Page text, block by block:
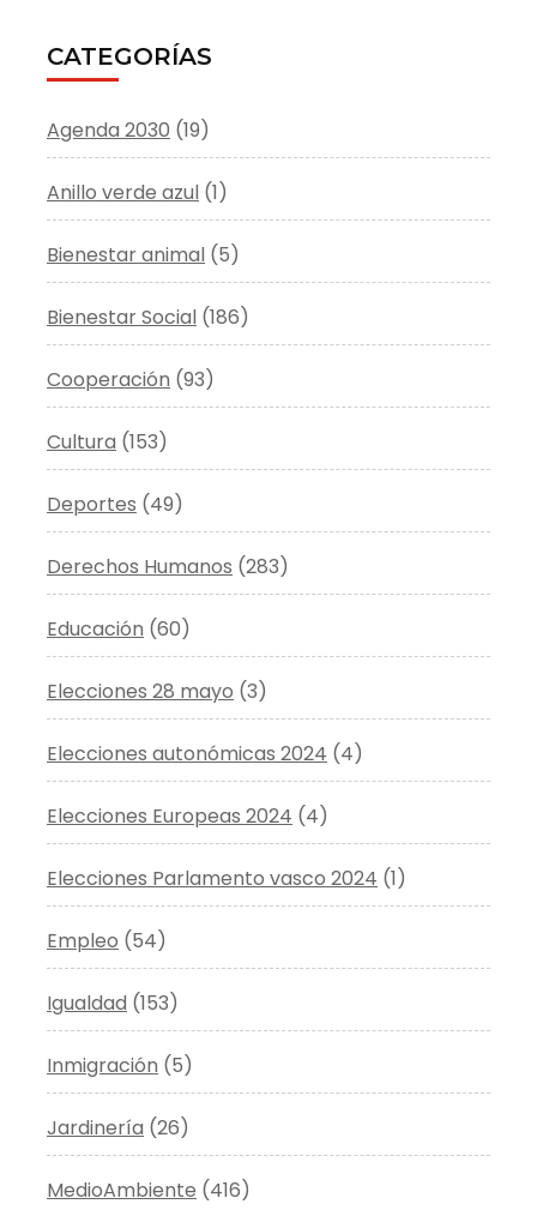
CATEGORÍAS
Agenda 2030 (19)
Anillo verde azul (1)
Bienestar animal (5)
Bienestar Social (186)
Cooperación (93)
Cultura (153)
Deportes (49)
Derechos Humanos (283)
Educación (60)
Elecciones 28 mayo (3)
Elecciones autonómicas 2024 (4)
Elecciones Europeas 2024 (4)
Elecciones Parlamento vasco 2024 (1)
Empleo (54)
Igualdad (153)
Inmigración (5)
Jardinería (26)
MedioAmbiente (416)